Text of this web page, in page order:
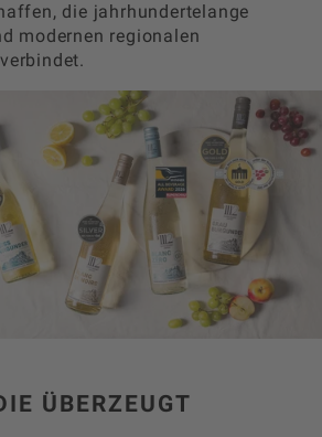
die jahrhundertelange
modernen regionalen
ÜBERZEUGT